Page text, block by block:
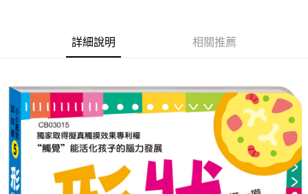
２．訂單成立數日內，您將收到繳費通知簡訊。
３．收到繳費通知簡訊後14天內，點擊此簡訊中的連結，可透過四大超商／
ATM／網路銀行／等多元方式進行付款，方視為交易完成。
※ 請注意：結帳手續完成當下不需立刻繳費，但若您需要取消訂單，請聯絡
購買商品的店家。未經商家同意取消之訂單仍視為有效，需透過AFTEE先享
後付繳納相關費用。
※ 交易是否成功請以「AFTEE先享後付 」之結帳頁面顯示為準，若有關於
是否繳費成功／繳費後需取消欲退款等相關疑問，請聯繫「AFTEE先享後付
客戶支援中心」
https://netprotections.freshdesk.com/support/home
每筆NT$65，滿NT$390(含以上)免運費
萊爾富取貨付款
每筆NT$65，滿NT$490(含以上)免運費
付款後萊爾富取貨
每筆NT$65，滿NT$490(含以上)免運費
詳細說明 相關推薦